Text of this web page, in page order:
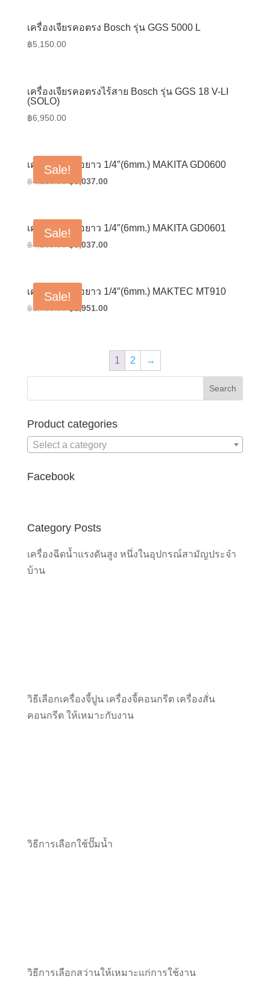
เครื่องเจียรคอตรง Bosch รุ่น GGS 5000 L
฿5,150.00
เครื่องเจียรคอตรงไร้สาย Bosch รุ่น GGS 18 V-LI
(SOLO)
฿6,950.00
Sale!
เครื่องเจียรคอยาว 1/4″(6mm.) MAKITA GD0600
฿4,280.00
Original
฿4,280.00.
3,037.00Current
฿3,037.00.
Sale!
เครื่องเจียรคอยาว 1/4″(6mm.) MAKITA GD0601
฿4,280.00
Original
฿4,280.00.
3,037.00Current
฿3,037.00.
Sale!
เครื่องเจียรคอยาว 1/4″(6mm.) MAKTEC MT910
฿2,750.00
Original
฿2,750.00.
1,951.00Current
฿1,951.00.
1 2 →
Product categories
Select a category
Facebook
Category Posts
เครื่องฉีดน้ำแรงดันสูง หนึ่งในอุปกรณ์สามัญประจำ
บ้าน
วิธีเลือกเครื่องจี้ปูน เครื่องจี้คอนกรีต เครื่องสั่น
คอนกรีต ให้เหมาะกับงาน
วิธีการเลือกใช้ปั๊มน้ำ
วิธีการเลือกสว่านให้เหมาะแก่การใช้งาน